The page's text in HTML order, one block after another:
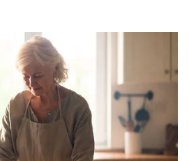
చేస్తే.. ఏసీలు బాంబ్ లా